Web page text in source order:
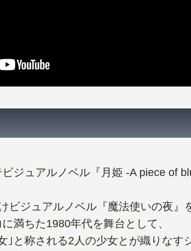
ジュアルノベル『月姫 -A piece of
ビジュアルノベル『魔法使いの夜』
満ちた1980年代を舞台として、
｣と称される2人の少女とが織りなす